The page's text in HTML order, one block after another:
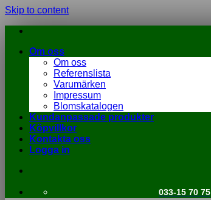
Skip to content
Om oss
Om oss
Referenslista
Varumärken
Impressum
Blomskatalogen
Kundanpassade produkter
Köpvillkor
Kontakta oss
Logga in
033-15 70 75